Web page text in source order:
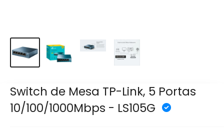
Switch de Mesa TP-Link, 5 Portas
10/100/1000Mbps - LS105G